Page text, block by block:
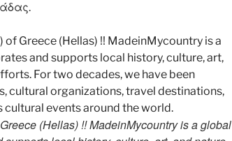
(Hellas) !! MadeinMycountry is a global